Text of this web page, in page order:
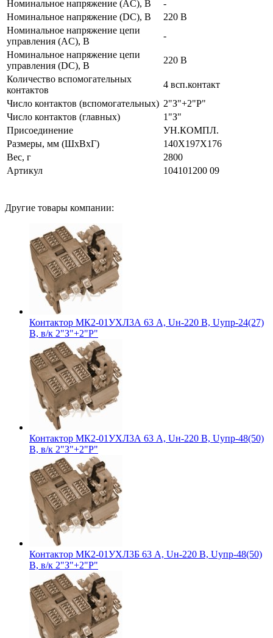
Номинальное напряжение (AC), В
-
Номинальное напряжение (DC), В
220 В
Номинальное напряжение цепи
управления (AC), В
-
Номинальное напряжение цепи
управления (DC), В
220 В
Количество вспомогательных
контактов
4 всп.контакт
Число контактов (вспомогательных) 2"З"+2"Р"
Число контактов (главных)
1"З"
Присоединение
УН.КОМПЛ.
Размеры, мм (ШхВхГ)
140Х197Х176
Вес, г
2800
Артикул
104101200 09
Другие товары компании:
Контактор МК2-01УХЛ3А 63 А, Uн-220 В, Uупр-24(27)
В, в/к 2"З"+2"Р"
Контактор МК2-01УХЛ3А 63 А, Uн-220 В, Uупр-48(50)
В, в/к 2"З"+2"Р"
Контактор МК2-01УХЛ3Б 63 А, Uн-220 В, Uупр-48(50)
В, в/к 2"З"+2"Р"